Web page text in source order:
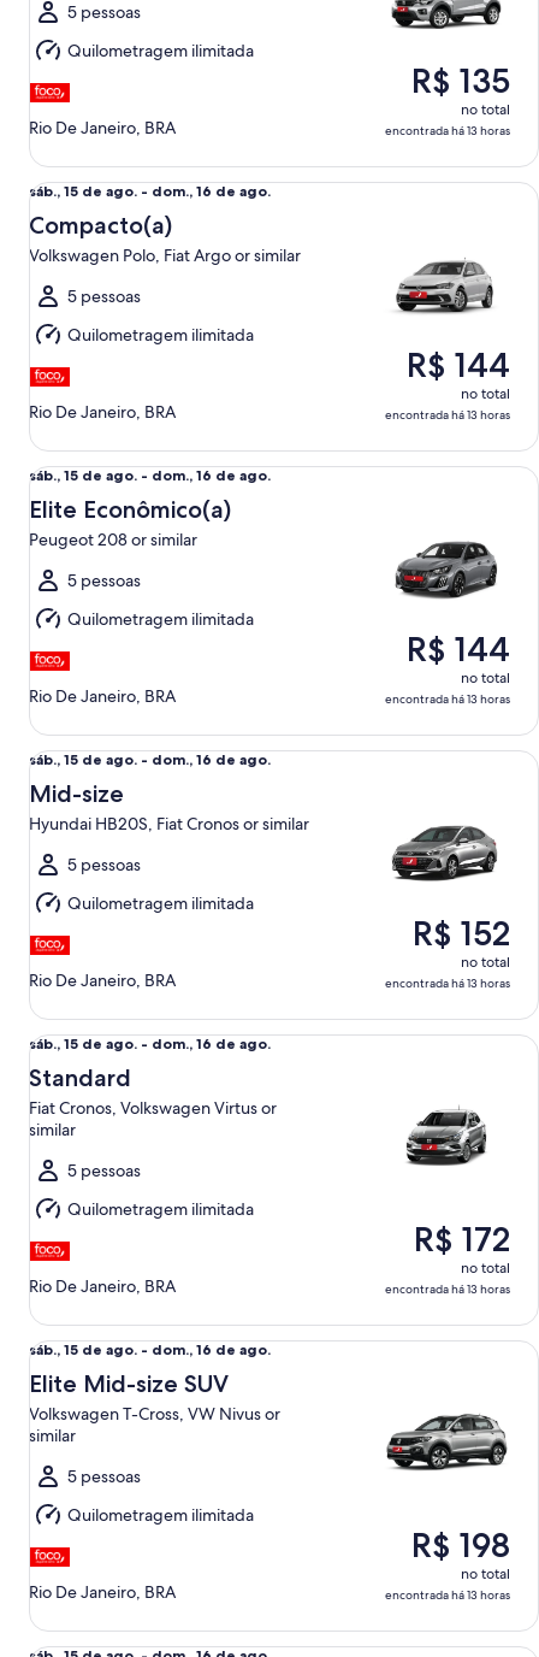
dom.,
16
de
5 pessoas
Quilometragem ilimitada
Rio De Janeiro, BRA
R$ 135
no total
encontrada há 13 horas
sáb.,
15
de
ago.
dom.,
16
de
sáb., 15 de ago. - dom., 16 de ago.
Compacto(a)
Volkswagen Polo, Fiat Argo or similar
5 pessoas
Quilometragem ilimitada
Rio De Janeiro, BRA
R$ 144
no total
encontrada há 13 horas
Compacto(a) Volkswagen Polo, Fiat Argo or similar
sáb.,
15
de
ago.
dom.,
16
de
sáb., 15 de ago. - dom., 16 de ago.
Elite Econômico(a)
Peugeot 208 or similar
5 pessoas
Quilometragem ilimitada
Rio De Janeiro, BRA
R$ 144
no total
encontrada há 13 horas
Elite Econômico(a) Peugeot 208 or similar
sáb.,
15
de
ago.
dom.,
16
de
sáb., 15 de ago. - dom., 16 de ago.
Mid-size
Hyundai HB20S, Fiat Cronos or similar
5 pessoas
Quilometragem ilimitada
Rio De Janeiro, BRA
R$ 152
no total
encontrada há 13 horas
Mid-size Hyundai HB20S, Fiat Cronos or similar
sáb.,
15
de
ago.
dom.,
16
de
ago.
sáb., 15 de ago. - dom., 16 de ago.
Standard
Fiat Cronos, Volkswagen Virtus or
similar
5 pessoas
Quilometragem ilimitada
Rio De Janeiro, BRA
R$ 172
no total
encontrada há 13 horas
Standard Fiat Cronos, Volkswagen Virtus or similar
sáb.,
15
de
ago.
dom.,
16
de
ago.
sáb., 15 de ago. - dom., 16 de ago.
Elite Mid-size SUV
Volkswagen T-Cross, VW Nivus or
similar
5 pessoas
Quilometragem ilimitada
Rio De Janeiro, BRA
R$ 198
no total
encontrada há 13 horas
Elite Mid-size SUV Volkswagen T-Cross, VW Nivus or similar
Mini Van Chevrolet Spin , Citroen C3 Aircross or similar